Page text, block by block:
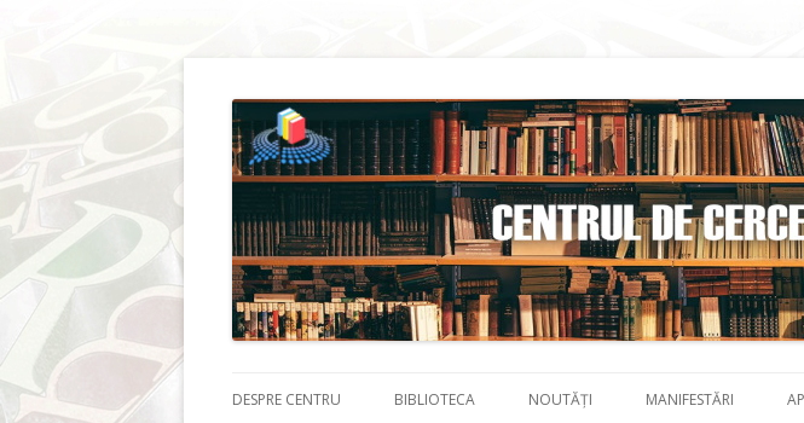
DESPRE CENTRU BIBLIOTECA NOUTĂȚI MANIFESTĂRI